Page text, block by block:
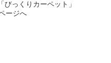
っくりカーペット」